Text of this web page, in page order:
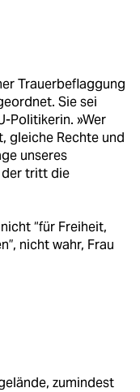
Trauerbeflaggung
Sie sei
Politikerin. »Wer
gleiche Rechte und
unseres
der tritt die
“für Freiheit,
nicht wahr, Frau
zumindest